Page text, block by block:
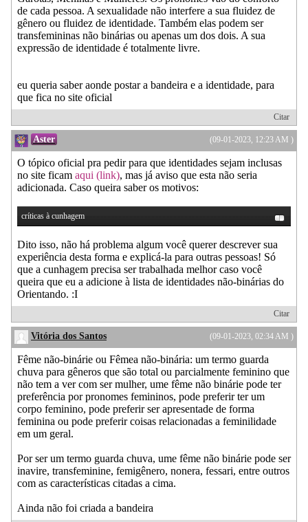
de cada pessoa. A sexualidade não interfere a sua fluidez de
gênero ou fluidez de identidade. Também elas podem ser
transfemininas não binárias ou apenas um dos dois. A sua
expressão de identidade é totalmente livre.
eu queria saber aonde postar a bandeira e a identidade, para
que fica no site oficial
Citar
(09-01-2023, 12:23 AM )
Aster
O tópico oficial pra pedir para que identidades sejam inclusas
no site ficam aqui (link), mas já aviso que esta não seria
adicionada. Caso queira saber os motivos:
críticas à cunhagem
Dito isso, não há problema algum você querer descrever sua
experiência desta forma e explicá-la para outras pessoas! Só
que a cunhagem precisa ser trabalhada melhor caso você
queira que eu a adicione à lista de identidades não-binárias do
Orientando. :I
Citar
(09-01-2023, 02:34 AM )
Vitória dos Santos
Fême não-binárie ou Fêmea não-binária: um termo guarda
chuva para gêneros que são total ou parcialmente feminino que
não tem a ver com ser mulher, ume fême não binárie pode ter
preferência por pronomes femininos, pode preferir ter um
corpo feminino, pode preferir ser apresentade de forma
feminina ou pode preferir coisas relacionadas a feminilidade
em um geral.
Por ser um termo guarda chuva, ume fême não binárie pode ser
inavire, transfeminine, femigênero, nonera, fessari, entre outros
com as características citadas a cima.
Ainda não foi criada a bandeira